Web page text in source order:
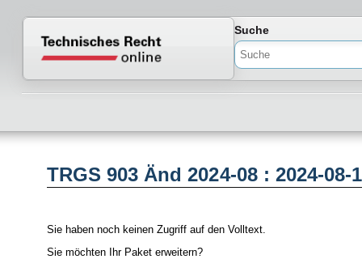
Normenportal Barrierefreiheit
Suche
TRGS 903 Änd 2024-08 : 2024-08-
Sie haben noch keinen Zugriff auf den Volltext.
Sie möchten Ihr Paket erweitern?